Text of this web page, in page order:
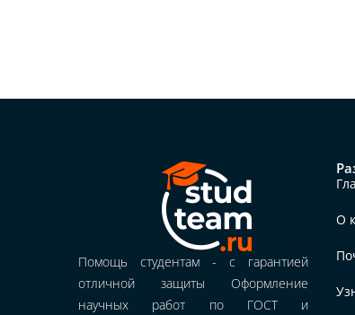
Помощь студентам - с гарантией
отличной защиты Оформление
научных работ по ГОСТ и
О